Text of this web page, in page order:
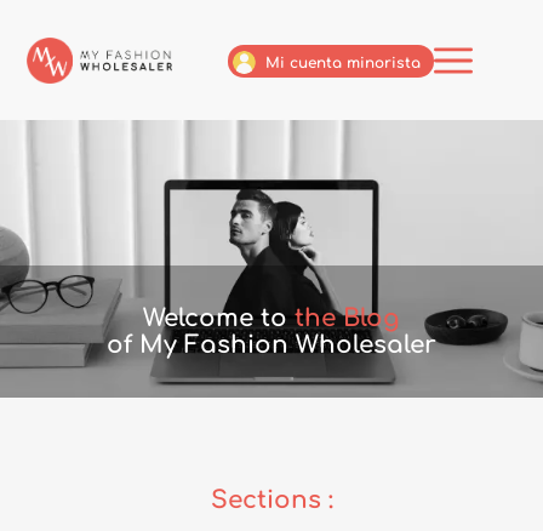
Mi cuenta minorista
Welcome to the Blog
of My Fashion Wholesaler
Sections :